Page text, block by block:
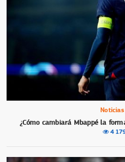
Noticias
¿Cómo cambiará Mbappé la
4